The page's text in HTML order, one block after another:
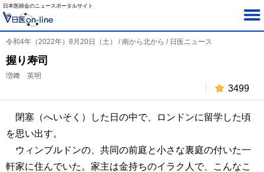
日本医師会のニュースポータルサイト
令和4年（2022年）8月20日（土） / 南から北から / 日医ニュース
握り寿司
増﨑 英明
3499
閉塞（へいそく）した日の中で、ロンドンに留学した頃
を思い出す。
ウィンブルドンの、共同の前庭と小さな裏庭の付いた一
軒家に住んでいた。家主は金持ちのイラク人で、こんなこ